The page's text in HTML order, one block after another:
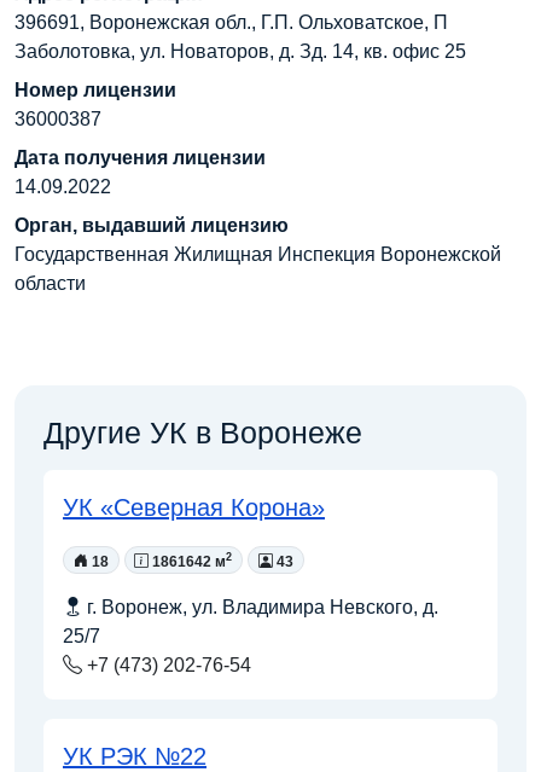
396691, Воронежская обл., Г.П. Ольховатское, П
Заболотовка, ул. Новаторов, д. Зд. 14, кв. офис 25
Номер лицензии
36000387
Дата получения лицензии
14.09.2022
Орган, выдавший лицензию
Государственная Жилищная Инспекция Воронежской
области
Другие УК в Воронеже
УК «Северная Корона»
18 1861642 м2 43
г. Воронеж, ул. Владимира Невского, д.
25/7
+7 (473) 202-76-54
УК РЭК №22